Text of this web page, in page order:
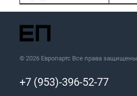
© 2026 Европартс Все права защищены
+7 (953)-396-52-77